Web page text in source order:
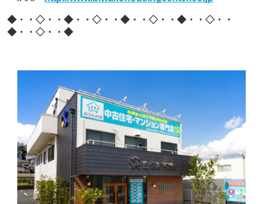
◆・・◇・・◆・・◇・・◆・・◇・・◆・・◇・・
◆・・◇・・◆